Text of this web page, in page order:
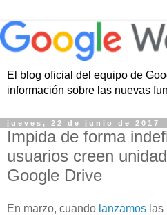
El blog oficial del equipo de
información sobre las nuevas
jueves, 22 de junio de 2017
Impida de forma
usuarios creen
Google Drive
En marzo, cuando lanzamos